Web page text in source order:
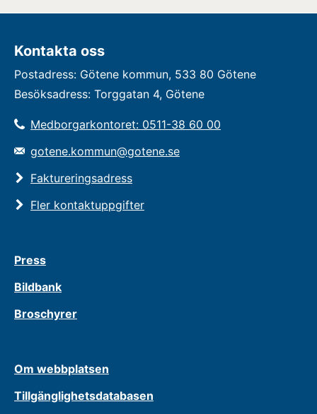
Kontakta oss
Postadress: Götene kommun, 533 80 Götene
Besöksadress: Torggatan 4, Götene
Medborgarkontoret: 0511-38 60 00
gotene.kommun@gotene.se
Faktureringsadress
Fler kontaktuppgifter
Press
Bildbank
Broschyrer
Om webbplatsen
Tillgänglighetsdatabasen